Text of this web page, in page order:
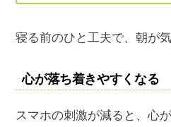
寝る前のひと工夫で、朝が
心が落ち着きやすくなる
スマホの刺激が減ると、心